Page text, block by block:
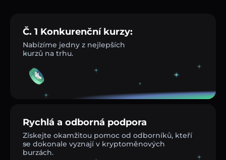
Č. 1 Konkurenční kurzy:
Nabízíme jedny z nejlepších
kurzů na trhu.
Rychlá a odborná podpora
Získejte okamžitou pomoc od odborníků, kteří
se dokonale vyznají v kryptoměnových
burzách.